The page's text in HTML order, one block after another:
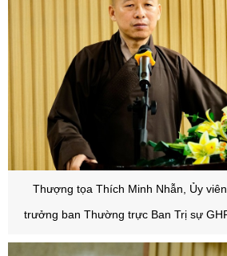
Thượng tọa Thích Minh Nhẫn, Ủy
trưởng ban Thường trực Ban Trị sự